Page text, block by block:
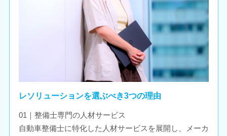
レソリューションを選ぶべき3つの理由
01｜整備士専門の人材サービス
自動車整備士に特化した人材サービスを展開し、メーカ